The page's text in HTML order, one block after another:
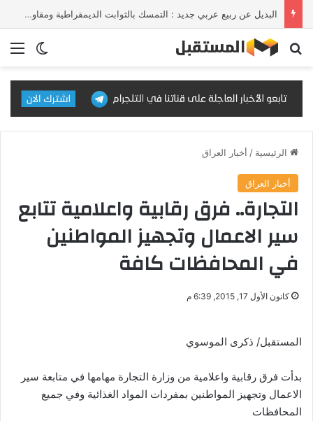
البديل عن ربيع عربي جديد : التمسك بالثوابت الديمقراطية ومقاومة الإلحاق بالقوى الأجنبية
الوضع بحث عن
الرئيسية / أخبار العراق
أخبار العراق
التجارة.. فرق رقابية واعلامية تتابع
سير الاعمال وتجهيز المواطنين
في المحافظات كافة
كانون الأول 17, 2015, 6:39 م
المستقبل/ ذكرى الموسوي
بدأت فرق رقابية واعلامية من وزارة التجارة مهامها في متابعة سير
الاعمال وتجهيز المواطنين بمفردات المواد الغذائية وفي جميع
المحافظات